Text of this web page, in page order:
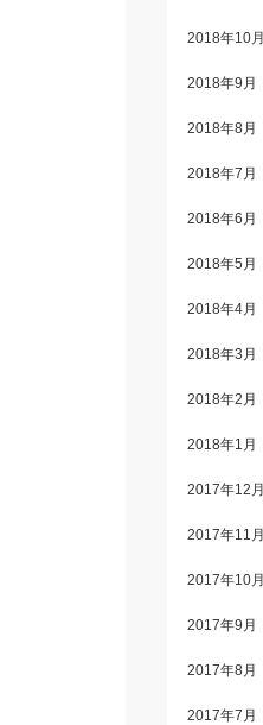
2018年10月
2018年9月
2018年8月
2018年7月
2018年6月
2018年5月
2018年4月
2018年3月
2018年2月
2018年1月
2017年12月
2017年11月
2017年10月
2017年9月
2017年8月
2017年7月